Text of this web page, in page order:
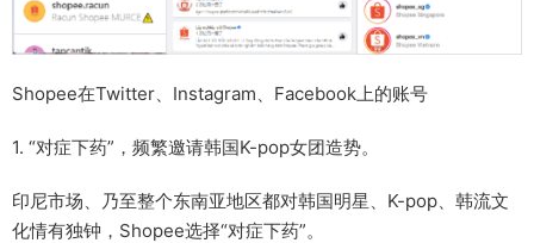
Shopee在Twitter、Instagram、Facebook上的账号
1. “对症下药”，频繁邀请韩国K-pop女团造势。
印尼市场、乃至整个东南亚地区都对韩国明星、K-pop、韩流文
化情有独钟，Shopee选择“对症下药”。